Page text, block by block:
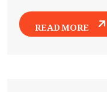
READ MORE